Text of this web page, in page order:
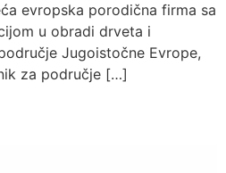
evropska porodična firma sa
u obradi drveta i
Jugoistočne Evrope,
za područje […]